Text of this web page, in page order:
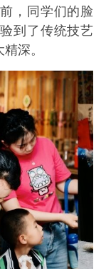
，同学们的脸
到了传统技艺
深。